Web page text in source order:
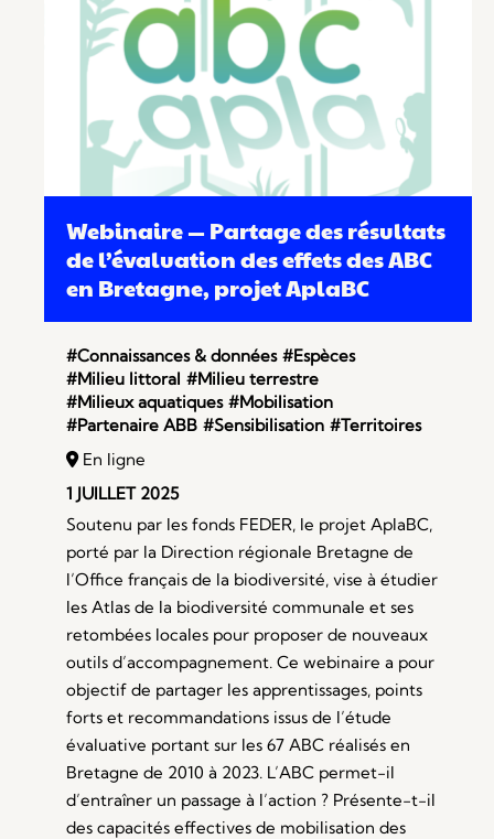
Webinaire — Partage des résultats
de l’évaluation des effets des ABC
en Bretagne, projet AplaBC
#Connaissances & données #Espèces
#Milieu littoral #Milieu terrestre
#Milieux aquatiques #Mobilisation
#Partenaire ABB #Sensibilisation #Territoires
En ligne
1 JUILLET 2025
Soutenu par les fonds FEDER, le projet AplaBC,
porté par la Direction régionale Bretagne de
l’Office français de la biodiversité, vise à étudier
les Atlas de la biodiversité communale et ses
retombées locales pour proposer de nouveaux
outils d’accompagnement. Ce webinaire a pour
objectif de partager les apprentissages, points
forts et recommandations issus de l’étude
évaluative portant sur les 67 ABC réalisés en
Bretagne de 2010 à 2023. L’ABC permet-il
d’entraîner un passage à l’action ? Présente-t-il
des capacités effectives de mobilisation des